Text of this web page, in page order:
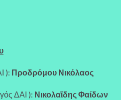
): Προδρόμου Νικόλαος
ΔΑΙ ): Νικολαΐδης Φαίδων